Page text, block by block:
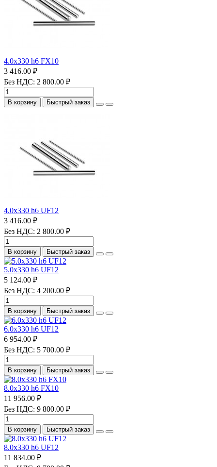
4.0х330 h6 FX10
3 416.00 ₽
Без НДС: 2 800.00 ₽
В корзину Быстрый заказ
4.0х330 h6 UF12
3 416.00 ₽
Без НДС: 2 800.00 ₽
В корзину Быстрый заказ
5.0х330 h6 UF12
5 124.00 ₽
Без НДС: 4 200.00 ₽
В корзину Быстрый заказ
6.0х330 h6 UF12
6 954.00 ₽
Без НДС: 5 700.00 ₽
В корзину Быстрый заказ
8.0х330 h6 FX10
11 956.00 ₽
Без НДС: 9 800.00 ₽
В корзину Быстрый заказ
8.0х330 h6 UF12
11 834.00 ₽